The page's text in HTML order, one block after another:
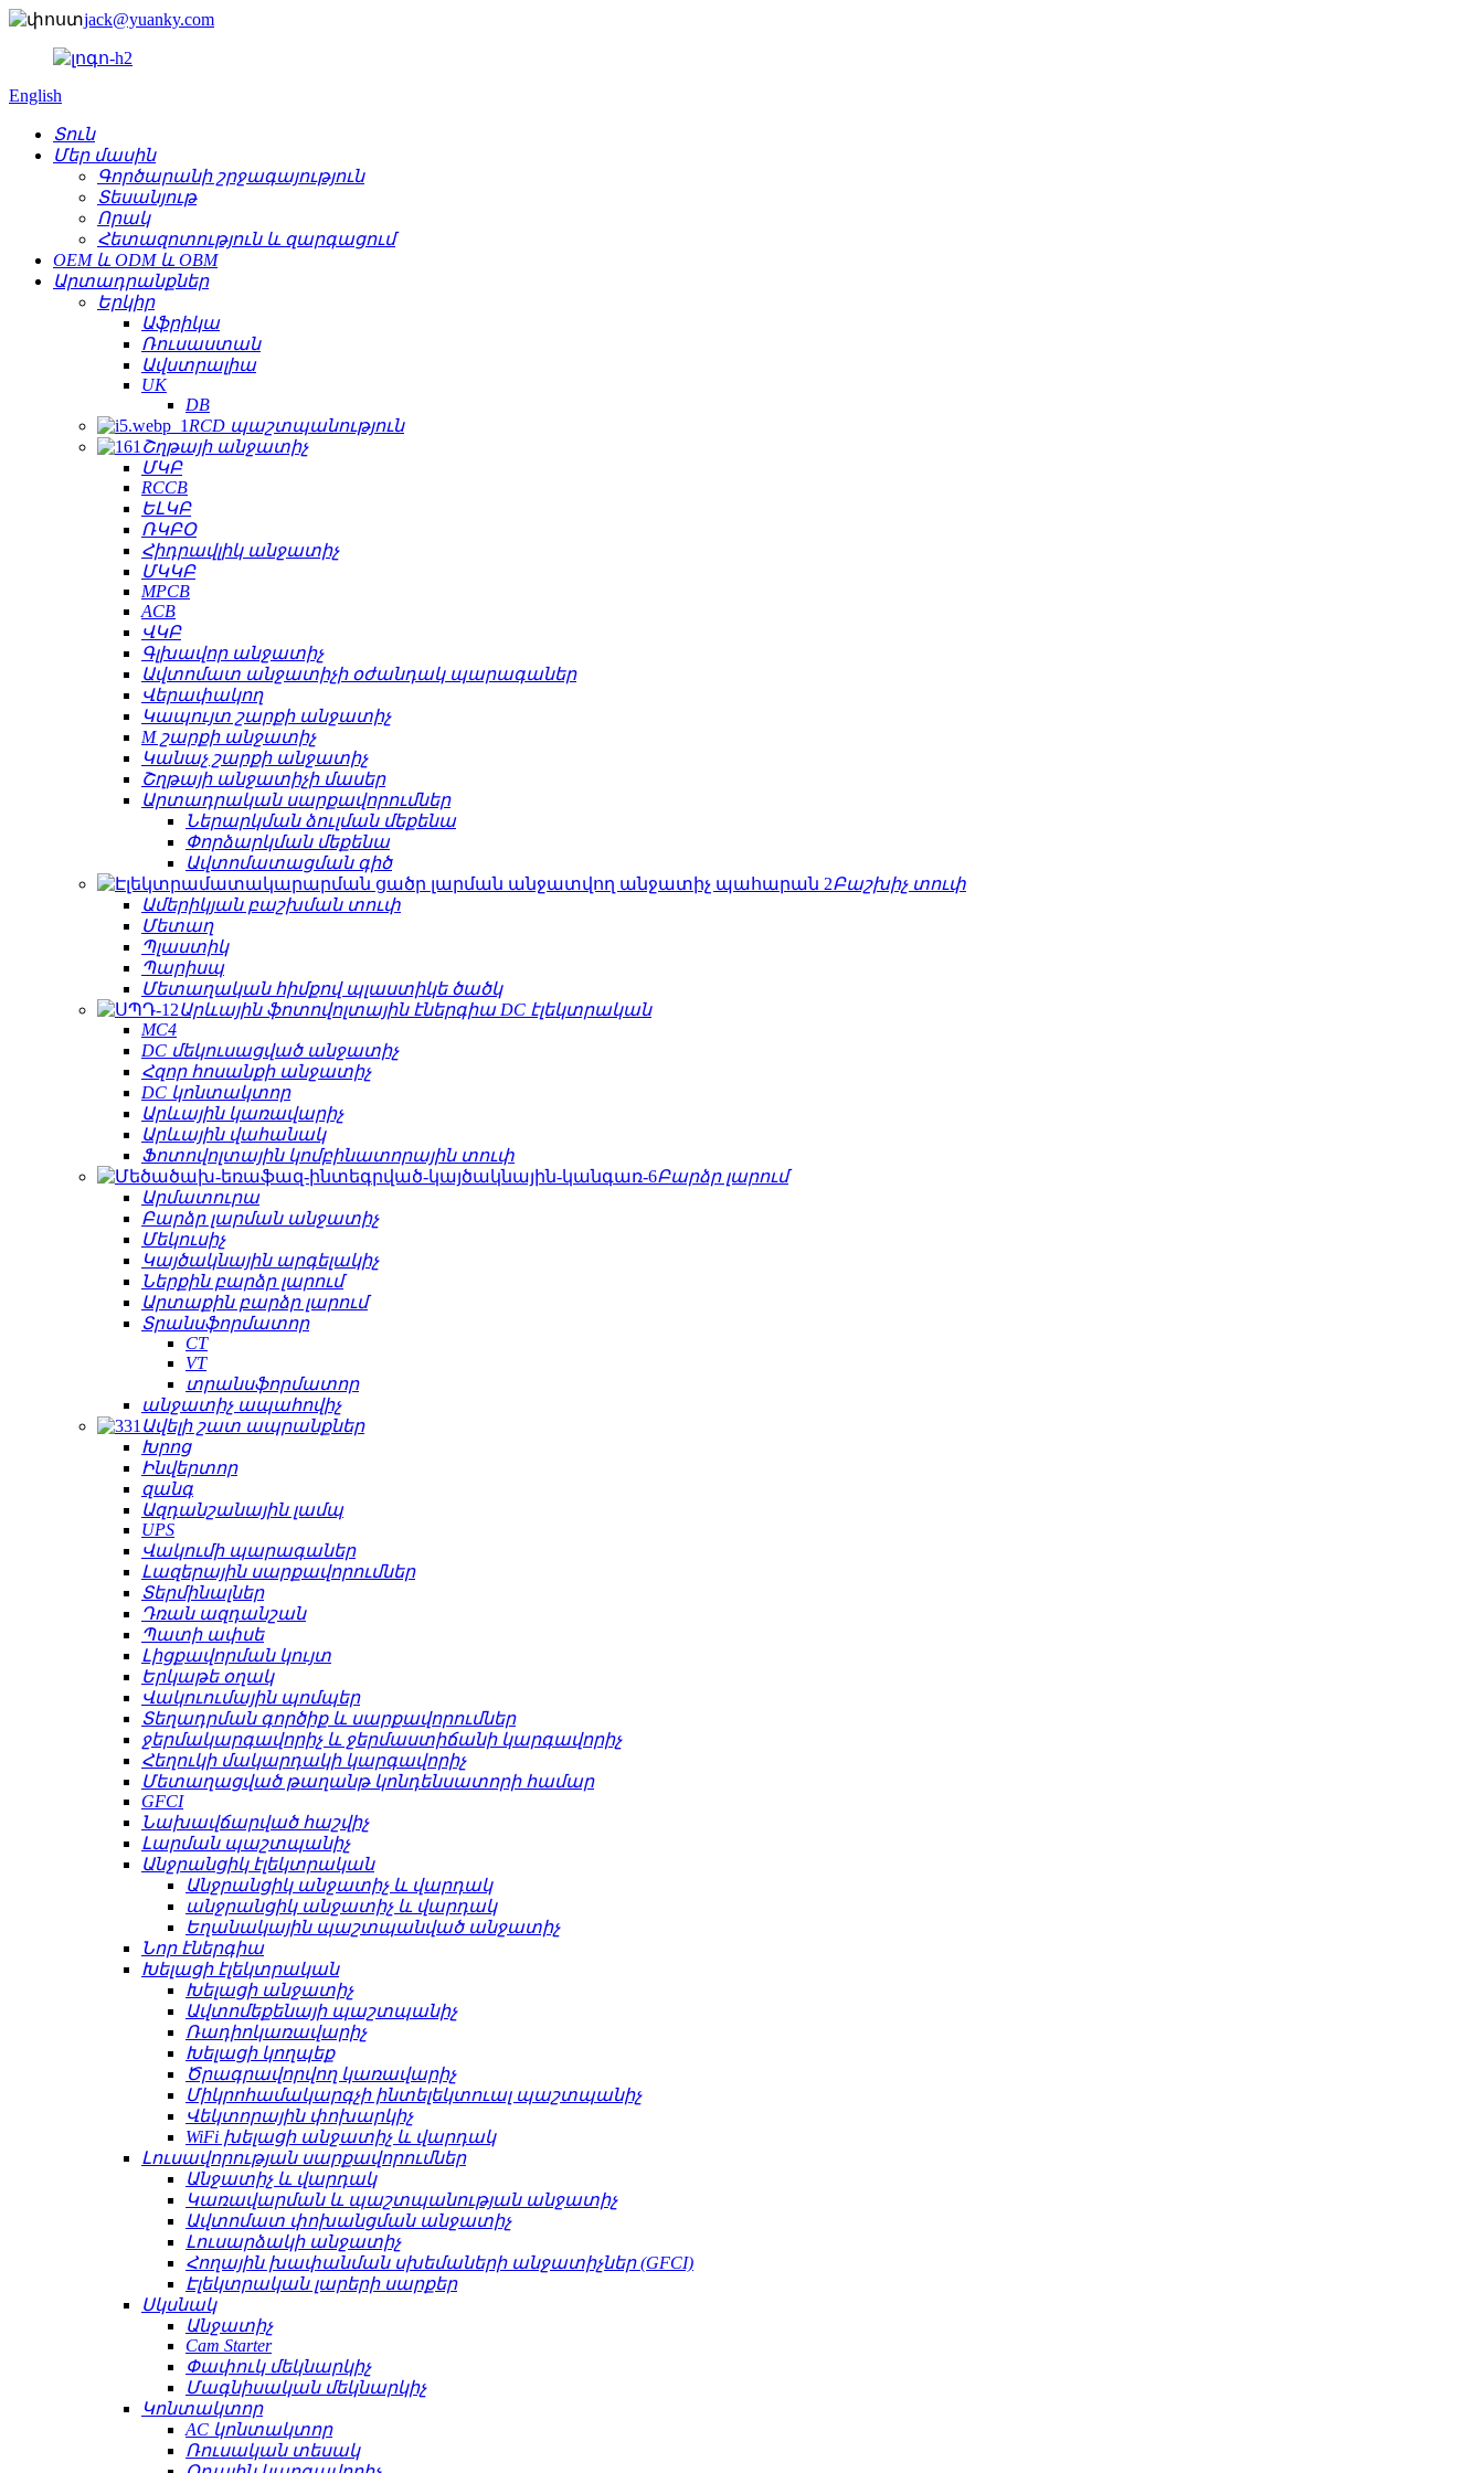
jack@yuanky.com
English
Տուն
Մեր մասին
Գործարանի շրջագայություն
Տեսանյութ
Որակ
Հետազոտություն և զարգացում
OEM և ODM և OBM
Արտադրանքներ
Երկիր
Աֆրիկա
Ռուսաստան
Ավստրալիա
UK
DB
RCD պաշտպանություն
Շղթայի անջատիչ
ՄԿԲ
RCCB
ԵԼԿԲ
ՌԿԲՕ
Հիդրավլիկ անջատիչ
ՄԿԿԲ
MPCB
ACB
ՎԿԲ
Գլխավոր անջատիչ
Ավտոմատ անջատիչի օժանդակ պարագաներ
Վերափակող
Կապույտ շարքի անջատիչ
M շարքի անջատիչ
Կանաչ շարքի անջատիչ
Շղթայի անջատիչի մասեր
Արտադրական սարքավորումներ
Ներարկման ձուլման մեքենա
Փորձարկման մեքենա
Ավտոմատացման գիծ
Բաշխիչ տուփ
Ամերիկյան բաշխման տուփ
Մետաղ
Պլաստիկ
Պարիսպ
Մետաղական հիմքով պլաստիկե ծածկ
Արևային ֆոտովոլտային էներգիա DC էլեկտրական
MC4
DC մեկուսացված անջատիչ
Հզոր հոսանքի անջատիչ
DC կոնտակտոր
Արևային կառավարիչ
Արևային վահանակ
Ֆոտովոլտային կոմբինատորային տուփ
Բարձր լարում
Արմատուրա
Բարձր լարման անջատիչ
Մեկուսիչ
Կայծակնային արգելակիչ
Ներքին բարձր լարում
Արտաքին բարձր լարում
Տրանսֆորմատոր
CT
VT
տրանսֆորմատոր
անջատիչ ապահովիչ
Ավելի շատ ապրանքներ
Խրոց
Ինվերտոր
զանգ
Ազդանշանային լամպ
UPS
Վակումի պարագաներ
Լազերային սարքավորումներ
Տերմինալներ
Դռան ազդանշան
Պատի ափսե
Լիցքավորման կույտ
Երկաթե օղակ
Վակուումային պոմպեր
Տեղադրման գործիք և սարքավորումներ
ջերմակարգավորիչ և ջերմաստիճանի կարգավորիչ
Հեղուկի մակարդակի կարգավորիչ
Մետաղացված թաղանթ կոնդենսատորի համար
GFCI
Նախավճարված հաշվիչ
Լարման պաշտպանիչ
Անջրանցիկ էլեկտրական
Անջրանցիկ անջատիչ և վարդակ
անջրանցիկ անջատիչ և վարդակ
Եղանակային պաշտպանված անջատիչ
Նոր էներգիա
Խելացի էլեկտրական
Խելացի անջատիչ
Ավտոմեքենայի պաշտպանիչ
Ռադիոկառավարիչ
Խելացի կողպեք
Ծրագրավորվող կառավարիչ
Միկրոհամակարգչի ինտելեկտուալ պաշտպանիչ
Վեկտորային փոխարկիչ
WiFi խելացի անջատիչ և վարդակ
Լուսավորության սարքավորումներ
Անջատիչ և վարդակ
Կառավարման և պաշտպանության անջատիչ
Ավտոմատ փոխանցման անջատիչ
Լուսարձակի անջատիչ
Հողային խափանման սխեմաների անջատիչներ (GFCI)
Էլեկտրական լարերի սարքեր
Սկսնակ
Անջատիչ
Cam Starter
Փափուկ մեկնարկիչ
Մագնիսական մեկնարկիչ
Կոնտակտոր
AC կոնտակտոր
Ռուսական տեսակ